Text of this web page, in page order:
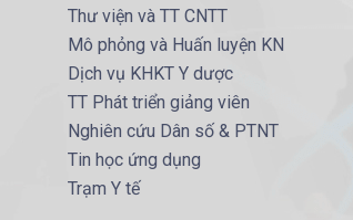
Thư viện và TT CNTT
Mô phỏng và Huấn luyện KN
Dịch vụ KHKT Y dược
TT Phát triển giảng viên
Nghiên cứu Dân số & PTNT
Tin học ứng dụng
Trạm Y tế